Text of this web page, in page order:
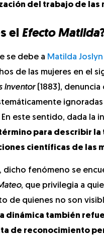
del trabajo de
el Efecto Matilda
se debe a Matilda
de las mujeres en el
Inventor(1883), denuncia
este sentido, dada la
para describir
científicas de las
dicho fenómeno se
, que privilegia a
de quienes no son
dinámica también
de reconocimiento